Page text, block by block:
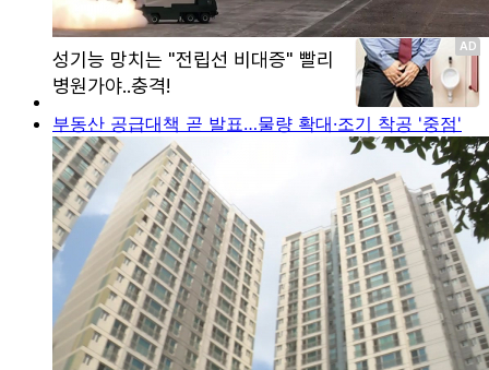
부동산 공급대책 곧 발표…물량 확대·조기 착공 '중점'